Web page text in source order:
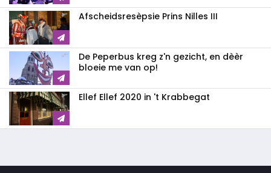
Afscheidsresèpsie Prins Nilles III
De Peperbus kreg z'n gezicht, en dèèr
bloeie me van op!
Ellef Ellef 2020 in 't Krabbegat